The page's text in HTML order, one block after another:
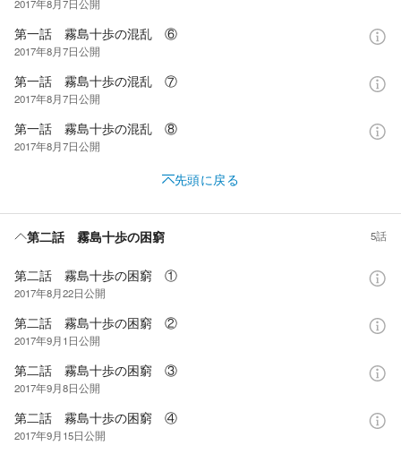
2017年8月7日公開
第一話 霧島十歩の混乱 ⑥
2017年8月7日公開
第一話 霧島十歩の混乱 ⑦
2017年8月7日公開
第一話 霧島十歩の混乱 ⑧
2017年8月7日公開
先頭に戻る
第二話 霧島十歩の困窮 5話
第二話 霧島十歩の困窮 ①
2017年8月22日公開
第二話 霧島十歩の困窮 ②
2017年9月1日公開
第二話 霧島十歩の困窮 ③
2017年9月8日公開
第二話 霧島十歩の困窮 ④
2017年9月15日公開